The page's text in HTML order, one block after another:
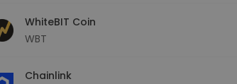
WhiteBIT Coin
WBT
Chainlink